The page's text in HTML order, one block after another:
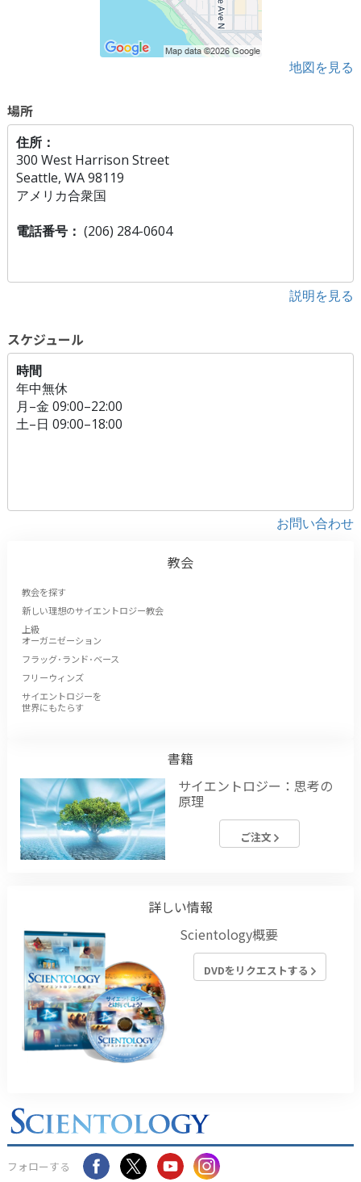
地図を見る
場所
住所：
300 West Harrison Street
Seattle, WA 98119
アメリカ合衆国
電話番号： (206) 284-0604
説明を見る
スケジュール
時間
年中無休
月–金 09:00–22:00
土–日 09:00–18:00
お問い合わせ
教会
教会を探す
新しい理想のサイエントロジー教会
上級
オーガニゼーション
フラッグ･ランド･ベース
フリーウィンズ
サイエントロジーを
世界にもたらす
書籍
サイエントロジー：思考の
原理
ご注文
詳しい情報
Scientology概要
DVDをリクエストする
フォローする